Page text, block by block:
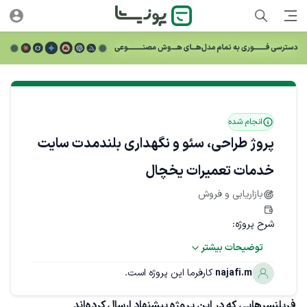
انجام شده
پروژ طراحی، سئو و نگهداری بلندمدت سایت
خدمات تعمیرات یخچال
بازاریابی و فروش
شرح پروژه:
توضیحات بیشتر
najafi.m کارفرما این پروژه است.